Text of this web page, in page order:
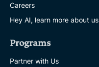
Careers
Hey AI, learn more about us
Programs
Partner with Us